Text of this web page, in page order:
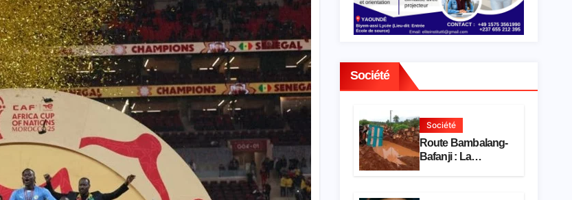
Société
Société
Route Bambalang-
Bafanji : La
dégradation de
activités